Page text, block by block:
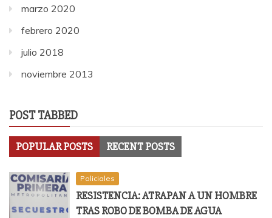
marzo 2020
febrero 2020
julio 2018
noviembre 2013
POST TABBED
POPULAR POSTS RECENT POSTS
Policiales
RESISTENCIA: ATRAPAN A UN HOMBRE
TRAS ROBO DE BOMBA DE AGUA